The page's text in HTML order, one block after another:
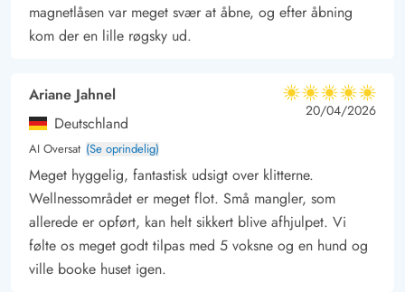
magnetlåsen var meget svær at åbne, og efter åbning
kom der en lille røgsky ud.
Ariane Jahnel
Deutschland
AI Oversat (Se oprindelig)
5 ud af 5
5 ud af 5
5 out of 5
20/04/2026
Meget hyggelig, fantastisk udsigt over klitterne.
Wellnessområdet er meget flot. Små mangler, som
allerede er opført, kan helt sikkert blive afhjulpet. Vi
følte os meget godt tilpas med 5 voksne og en hund og
ville booke huset igen.